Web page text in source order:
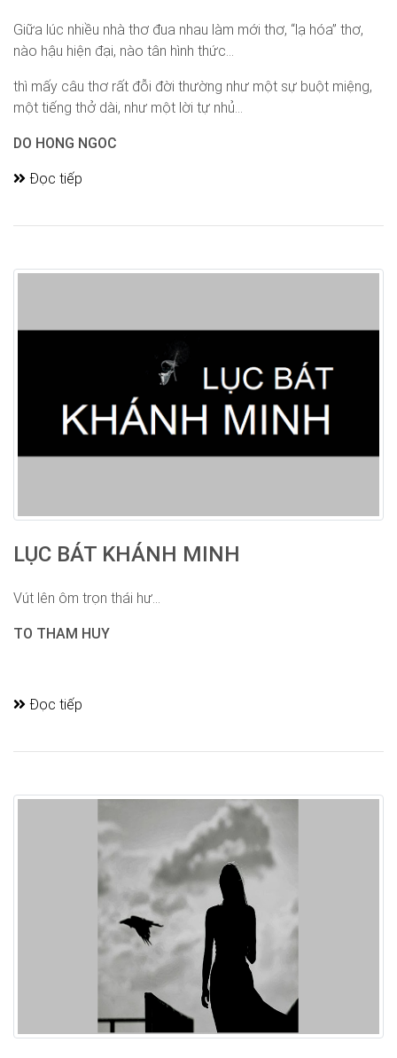
Giữa lúc nhiều nhà thơ đua nhau làm mới thơ, “lạ hóa” thơ,
nào hậu hiện đại, nào tân hình thức…
thì mấy câu thơ rất đỗi đời thường như một sự buột miệng,
một tiếng thở dài, như một lời tự nhủ...
DO HONG NGOC
Đọc tiếp
LỤC BÁT KHÁNH MINH
Vút lên ôm trọn thái hư...
TO THAM HUY
Đọc tiếp